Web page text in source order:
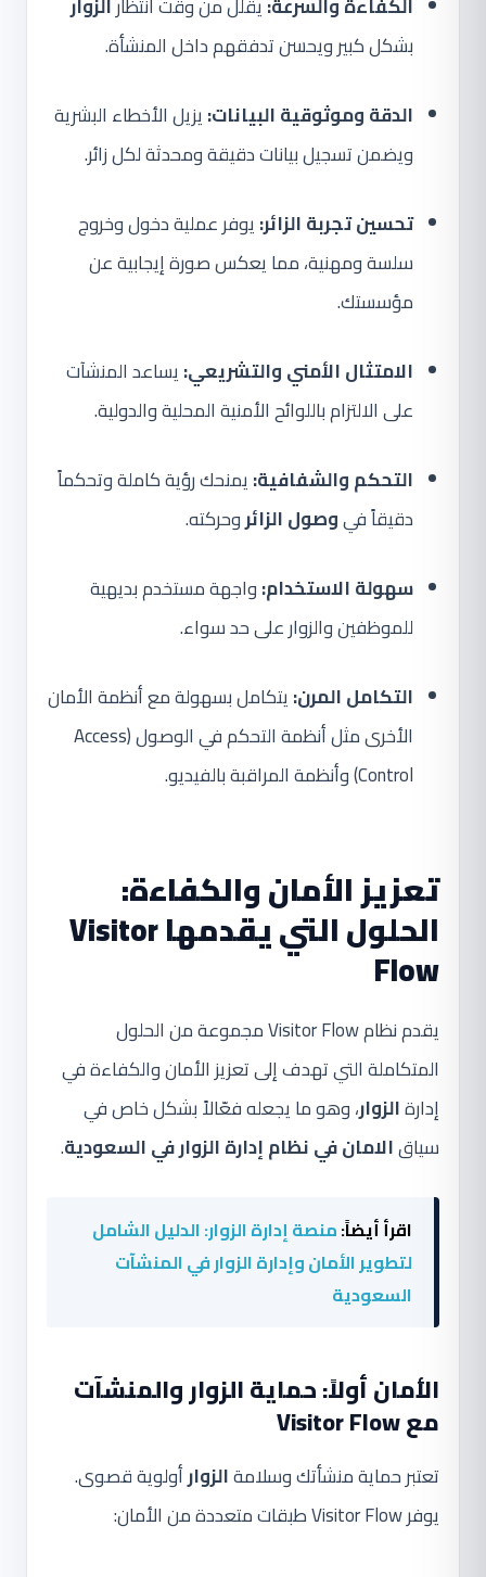
بشكل كبير ويحسن تدفقهم داخل المنشأة.
الدقة وموثوقية البيانات:يزيل الأخطاء البشرية
ويضمن تسجيل بيانات دقيقة ومحدثة لكل زائر.
تحسين تجربة الزائر:يوفر عملية دخول وخروج
سلسة ومهنية، مما يعكس صورة إيجابية عن
مؤسستك.
الامتثال الأمني والتشريعي:يساعد المنشآت
على الالتزام باللوائح الأمنية المحلية والدولية.
التحكم والشفافية:يمنحك رؤية كاملة وتحكماً
دقيقاً فيوصول الزائروحركته.
سهولة الاستخدام:واجهة مستخدم بديهية
للموظفين والزوار على حد سواء.
التكامل المرن:يتكامل بسهولة مع أنظمة الأمان
الأخرى مثل أنظمة التحكم في الوصول (Access
Control) وأنظمة المراقبة بالفيديو.
تعزيز الأمان والكفاءة:
الحلول التي يقدمها Visitor
Flow
يقدم نظام Visitor Flow مجموعة من الحلول
المتكاملة التي تهدف إلى تعزيز الأمان والكفاءة في
إدارةالزوار، وهو ما يجعله فعّالاً بشكل خاص في
سياقالامان في نظام إدارة الزوار في السعودية.
اقرأ أيضاً:منصة إدارة الزوار: الدليل الشامل
لتطوير الأمان وإدارة الزوار في المنشآت
السعودية
الأمان أولاً: حماية الزوار والمنشآت
مع Visitor Flow
تعتبر حماية منشأتك وسلامةالزوارأولوية قصوى.
يوفر Visitor Flow طبقات متعددة من الأمان: